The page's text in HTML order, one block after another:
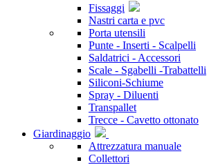
Fissaggi
Nastri carta e pvc
Porta utensili
Punte - Inserti - Scalpelli
Saldatrici - Accessori
Scale - Sgabelli -Trabattelli
Siliconi-Schiume
Spray - Diluenti
Transpallet
Trecce - Cavetto ottonato
Giardinaggio
Attrezzatura manuale
Collettori